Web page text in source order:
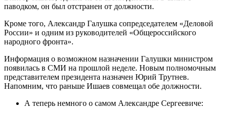
паводком, он был отстранен от должности.
Кроме того, Александр Галушка сопредседателем «Деловой
России» и одним из руководителей «Общероссийского
народного фронта».
Информация о возможном назначении Галушки министром
появилась в СМИ на прошлой неделе. Новым полномочным
представителем президента назначен Юрий Трутнев.
Напомним, что раньше Ишаев совмещал обе должности.
А теперь немного о самом Александре Сергеевиче: